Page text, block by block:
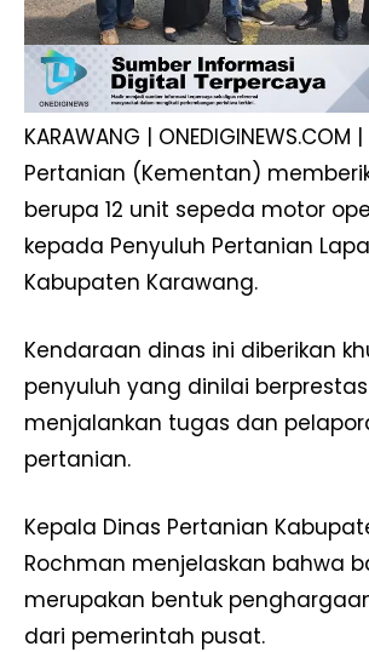
KARAWANG |
Pertanian (Kementan)
berupa 12 unit sepeda motor
kepada Penyuluh Pertanian
Kabupaten Karawang.
Kendaraan dinas ini diberikan
penyuluh yang dinilai
menjalankan tugas dan
pertanian.
Kepala Dinas Pertanian
Rochman menjelaskan bahwa
merupakan bentuk
dari pemerintah pusat.